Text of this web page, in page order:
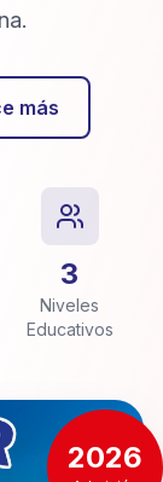
más
3
Niveles
Educativos
2026